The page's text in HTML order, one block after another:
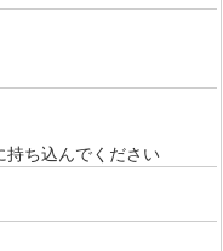
ち込んでください